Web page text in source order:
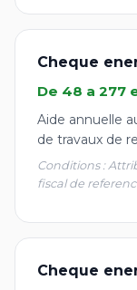
Cheque
De 48 a 277
Aide annuelle
de travaux de
Conditions :
fiscal de
Cheque